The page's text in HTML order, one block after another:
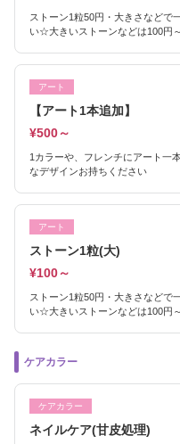
ストーン1粒50円・大きさなどで
い☆大きいストーンなどは100円～
アート
【アート1本追加】
¥500～
1カラーや、フレンチにアート一
なデザインお持ちください
アート
ストーン1粒(大)
¥100～
ストーン1粒50円・大きさなどで
い☆大きいストーンなどは100円～
ケアカラー
ケアカラー
ネイルケア(甘皮処理)